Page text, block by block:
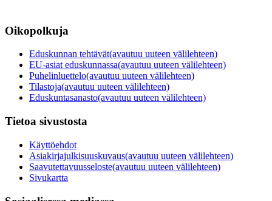
Oikopolkuja
Eduskunnan tehtävät(avautuu uuteen välilehteen)
EU-asiat eduskunnassa(avautuu uuteen välilehteen)
Puhelinluettelo(avautuu uuteen välilehteen)
Tilastoja(avautuu uuteen välilehteen)
Eduskuntasanasto(avautuu uuteen välilehteen)
Tietoa sivustosta
Käyttöehdot
Asiakirjajulkisuuskuvaus(avautuu uuteen välilehteen)
Saavutettavuusseloste(avautuu uuteen välilehteen)
Sivukartta